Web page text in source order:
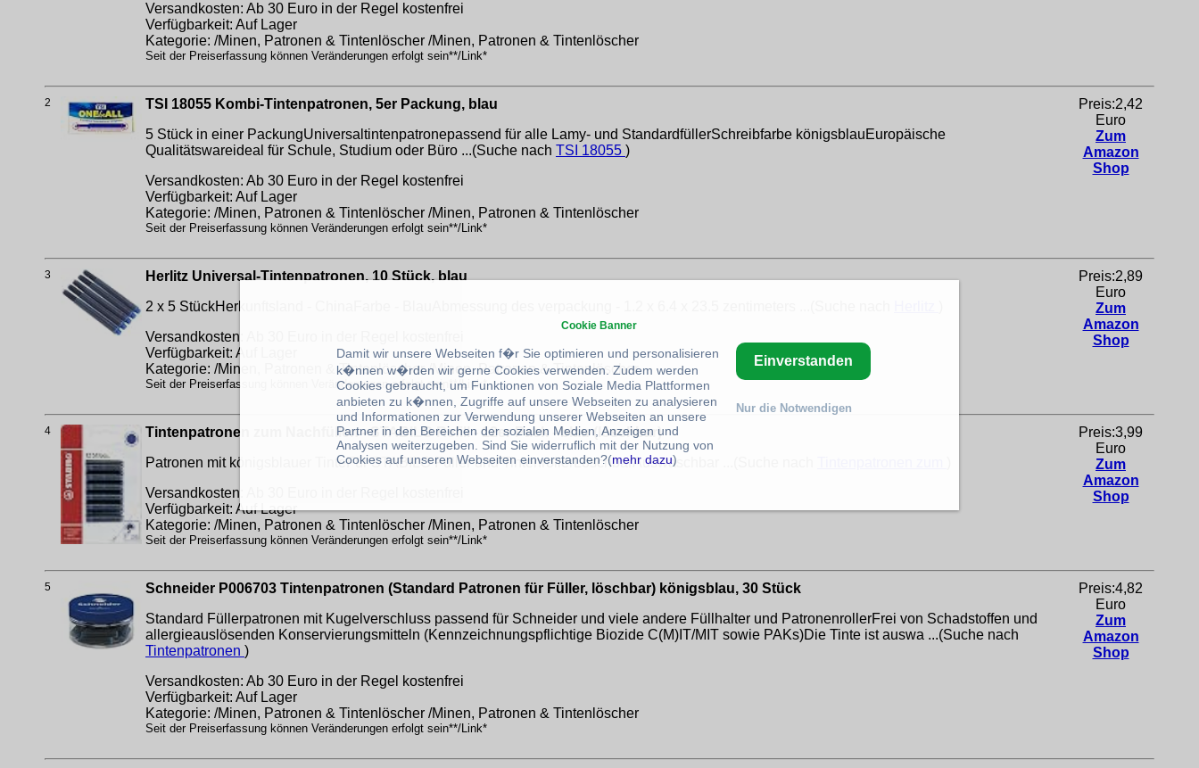
Versandkosten: Ab 30 Euro in der Regel kostenfrei
Verfügbarkeit: Auf Lager
Kategorie: /Minen, Patronen & Tintenlöscher /Minen, Patronen & Tintenlöscher
Seit der Preiserfassung können Veränderungen erfolgt sein**/Link*
2
TSI 18055 Kombi-Tintenpatronen, 5er Packung, blau
5 Stück in einer PackungUniversaltintenpatronepassend für alle Lamy- und StandardfüllerSchreibfarbe königsblauEuropäische
Qualitätswareideal für Schule, Studium oder Büro ...(Suche nach TSI 18055 )
Versandkosten: Ab 30 Euro in der Regel kostenfrei
Verfügbarkeit: Auf Lager
Kategorie: /Minen, Patronen & Tintenlöscher /Minen, Patronen & Tintenlöscher
Seit der Preiserfassung können Veränderungen erfolgt sein**/Link*
Preis:2,42
Euro
Zum
Amazon
Shop
3
Herlitz Universal-Tintenpatronen, 10 Stück, blau
2 x 5 StückHerkunftsland - ChinaFarbe - BlauAbmessung des verpackung - 1.2 x 6.4 x 23.5 zentimeters ...(Suche nach
Versandkosten: Ab 30 Euro in der Regel kostenfrei
Verfügbarkeit: Auf Lager
Kategorie: /Minen, Patronen & Tintenlöscher /Minen, Patronen & Tintenlöscher
Seit der Preiserfassung können Veränderungen erfolgt sein**/Link*
Preis:2,89
Euro
Zum
Amazon
Shop
4
Tintenpatronen zum Nachfüllen - STABILO Refill - 12er Pack - blau (löschbar)
Patronen mit königsblauer TinteFür STABILO Füller und TintenrollerLöschbarAuswaschbar ...(Suche nach
Versandkosten: Ab 30 Euro in der Regel kostenfrei
Verfügbarkeit: Auf Lager
Kategorie: /Minen, Patronen & Tintenlöscher /Minen, Patronen & Tintenlöscher
Seit der Preiserfassung können Veränderungen erfolgt sein**/Link*
Preis:3,99
Euro
Zum
Amazon
Shop
5
Schneider P006703 Tintenpatronen (Standard Patronen für Füller, löschbar) königsblau, 30 Stück
Standard Füllerpatronen mit Kugelverschluss passend für Schneider und viele andere Füllhalter und PatronenrollerFrei von Schadstoffen und
allergieauslösenden Konservierungsmitteln (Kennzeichnungspflichtige Biozide C(M)IT/MIT sowie PAKs)Die Tinte ist auswa ...(Suche nach
Tintenpatronen )
Versandkosten: Ab 30 Euro in der Regel kostenfrei
Verfügbarkeit: Auf Lager
Kategorie: /Minen, Patronen & Tintenlöscher /Minen, Patronen & Tintenlöscher
Seit der Preiserfassung können Veränderungen erfolgt sein**/Link*
Preis:4,82
Euro
Zum
Amazon
Shop
Cookie Banner
Damit wir unsere Webseiten f�r Sie optimieren und personalisieren
k�nnen w�rden wir gerne Cookies verwenden. Zudem werden
Cookies gebraucht, um Funktionen von Soziale Media Plattformen
anbieten zu k�nnen, Zugriffe auf unsere Webseiten zu analysieren
und Informationen zur Verwendung unserer Webseiten an unsere
Partner in den Bereichen der sozialen Medien, Anzeigen und
Analysen weiterzugeben. Sind Sie widerruflich mit der Nutzung von
Cookies auf unseren Webseiten einverstanden?(mehr dazu)
Einverstanden
Nur die Notwendigen